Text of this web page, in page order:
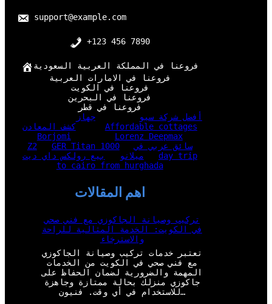
support@example.com
+123 456 7890
فروعنا في المملكة العربية السعودية
فروعنا في الامارات العربية
فروعنا في الكويت
فروعنا في البحرين
فروعنا في قطر
أفضل شركة سيو
جهاز
كشف المعادن
Affordable cottages
Borjomi
Lorenz Deepmax
Z2
GER Titan 1000
سائق عربي في
ميلانو
بيع رولكس داي ديت
day trip
to cairo from hurghada
اهم المقالات
تركيب وصيانة الجاكوزي مع فني صحي
في الكويت: الخدمة المثالية للراحة
والاسترخاء
تعتبر خدمات تركيب وصيانة الجاكوزي
مع فني صحي في الكويت من الخدمات
المهمة والضرورية لضمان الحفاظ على
جاكوزي منزلك بحالة ممتازة وجاهزة
للاستخدام في أي وقت. فنيون…